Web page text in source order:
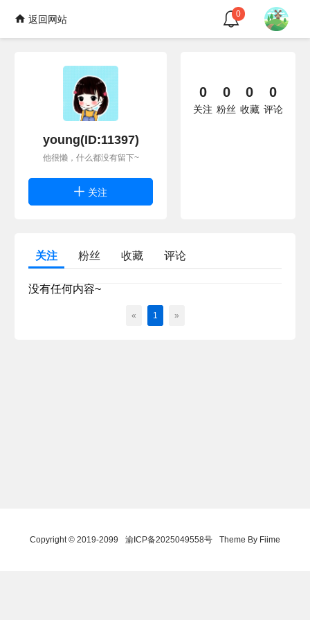
返回网站 0
young(ID:11397)
他很懒，什么都没有留下~
关注
0
关注
0
粉丝
0
收藏
0
评论
关注 粉丝 收藏 评论
没有任何内容~
« 1 »
Copyright © 2019-2099 渝ICP备2025049558号 Theme By Fiime